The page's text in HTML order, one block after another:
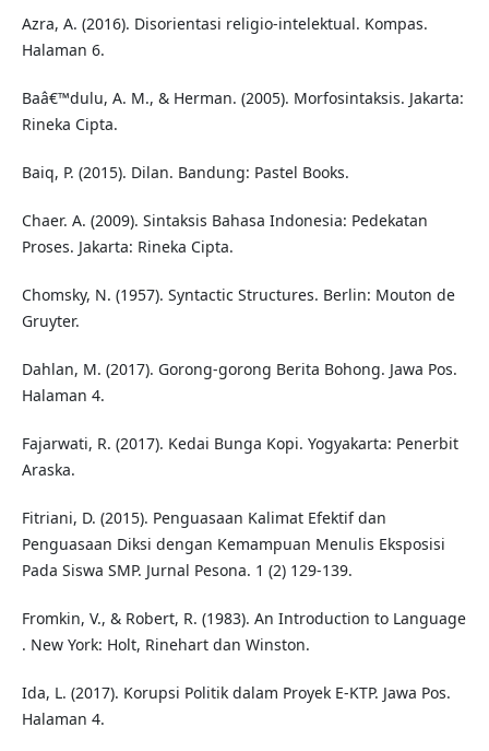
Azra, A. (2016). Disorientasi religio-intelektual. Kompas.
Halaman 6.
Baâ€™dulu, A. M., & Herman. (2005). Morfosintaksis. Jakarta:
Rineka Cipta.
Baiq, P. (2015). Dilan. Bandung: Pastel Books.
Chaer. A. (2009). Sintaksis Bahasa Indonesia: Pedekatan
Proses. Jakarta: Rineka Cipta.
Chomsky, N. (1957). Syntactic Structures. Berlin: Mouton de
Gruyter.
Dahlan, M. (2017). Gorong-gorong Berita Bohong. Jawa Pos.
Halaman 4.
Fajarwati, R. (2017). Kedai Bunga Kopi. Yogyakarta: Penerbit
Araska.
Fitriani, D. (2015). Penguasaan Kalimat Efektif dan
Penguasaan Diksi dengan Kemampuan Menulis Eksposisi
Pada Siswa SMP. Jurnal Pesona. 1 (2) 129-139.
Fromkin, V., & Robert, R. (1983). An Introduction to Language
. New York: Holt, Rinehart dan Winston.
Ida, L. (2017). Korupsi Politik dalam Proyek E-KTP. Jawa Pos.
Halaman 4.